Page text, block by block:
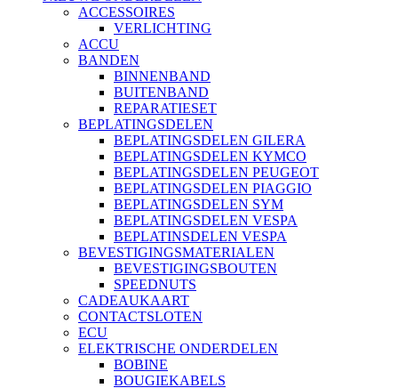
ACCESSOIRES
VERLICHTING
ACCU
BANDEN
BINNENBAND
BUITENBAND
REPARATIESET
BEPLATINGSDELEN
BEPLATINGSDELEN GILERA
BEPLATINGSDELEN KYMCO
BEPLATINGSDELEN PEUGEOT
BEPLATINGSDELEN PIAGGIO
BEPLATINGSDELEN SYM
BEPLATINGSDELEN VESPA
BEPLATINSDELEN VESPA
BEVESTIGINGSMATERIALEN
BEVESTIGINGSBOUTEN
SPEEDNUTS
CADEAUKAART
CONTACTSLOTEN
ECU
ELEKTRISCHE ONDERDELEN
BOBINE
BOUGIEKABELS